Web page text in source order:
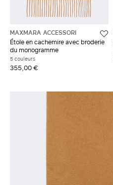
MAXMARA ACCESSORI
Étole en cachemire avec broderie
du monogramme
5 couleurs
355,00 €